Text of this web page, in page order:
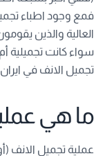
فمع وجود اطباء
العالية والذين
سواء كانت تجميلية
تجميل الانف في
ما هي
عملية تجميل الانف